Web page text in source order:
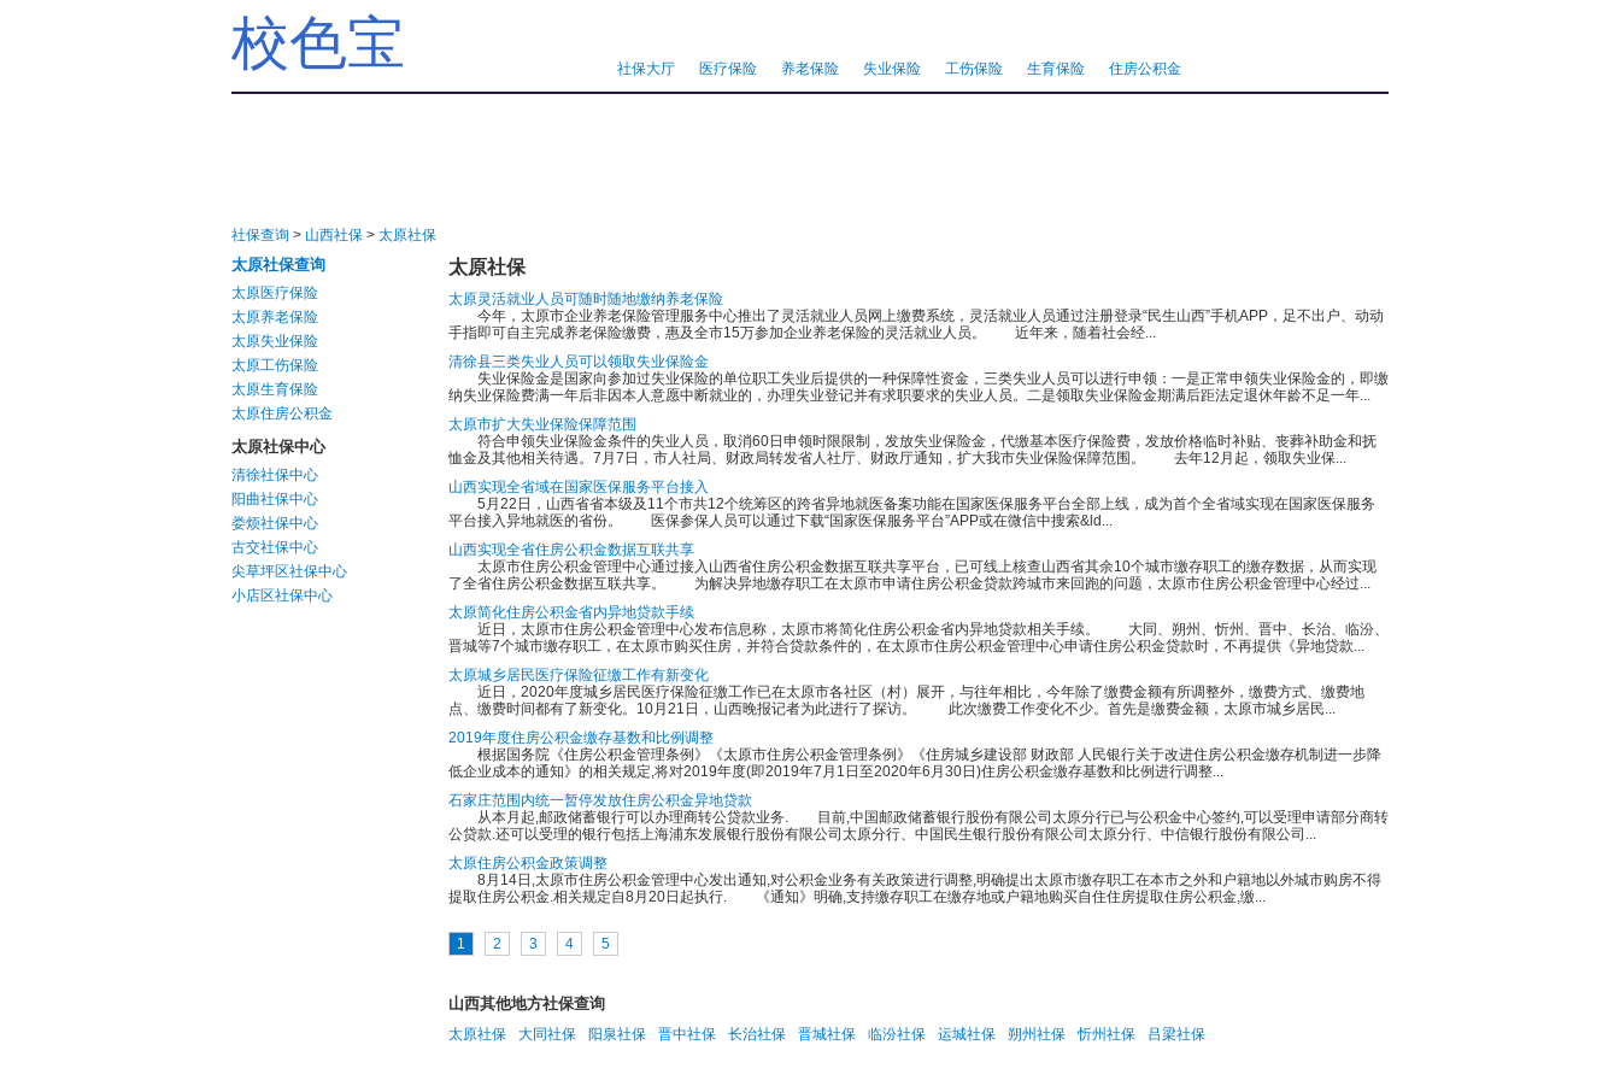
校色宝 社保大厅 医疗保险 养老保险 失业保险 工伤保险 生育保险 住房公积金
社保查询 > 山西社保 > 太原社保
太原社保查询
太原医疗保险
太原养老保险
太原失业保险
太原工伤保险
太原生育保险
太原住房公积金
太原社保中心
清徐社保中心
阳曲社保中心
娄烦社保中心
古交社保中心
尖草坪区社保中心
小店区社保中心
太原社保
太原灵活就业人员可随时随地缴纳养老保险
今年，太原市企业养老保险管理服务中心推出了灵活就业人员网上缴费系统，灵活就业人员通过注册登录“民生山西”手机APP，足不出户、动动
手指即可自主完成养老保险缴费，惠及全市15万参加企业养老保险的灵活就业人员。 近年来，随着社会经...
清徐县三类失业人员可以领取失业保险金
失业保险金是国家向参加过失业保险的单位职工失业后提供的一种保障性资金，三类失业人员可以进行申领：一是正常申领失业保险金的，即缴
纳失业保险费满一年后非因本人意愿中断就业的，办理失业登记并有求职要求的失业人员。二是领取失业保险金期满后距法定退休年龄不足一年...
太原市扩大失业保险保障范围
符合申领失业保险金条件的失业人员，取消60日申领时限限制，发放失业保险金，代缴基本医疗保险费，发放价格临时补贴、丧葬补助金和抚
恤金及其他相关待遇。7月7日，市人社局、财政局转发省人社厅、财政厅通知，扩大我市失业保险保障范围。 去年12月起，领取失业保...
山西实现全省域在国家医保服务平台接入
5月22日，山西省省本级及11个市共12个统筹区的跨省异地就医备案功能在国家医保服务平台全部上线，成为首个全省域实现在国家医保服务
平台接入异地就医的省份。 医保参保人员可以通过下载“国家医保服务平台”APP或在微信中搜索&ld...
山西实现全省住房公积金数据互联共享
太原市住房公积金管理中心通过接入山西省住房公积金数据互联共享平台，已可线上核查山西省其余10个城市缴存职工的缴存数据，从而实现
了全省住房公积金数据互联共享。 为解决异地缴存职工在太原市申请住房公积金贷款跨城市来回跑的问题，太原市住房公积金管理中心经过...
太原简化住房公积金省内异地贷款手续
近日，太原市住房公积金管理中心发布信息称，太原市将简化住房公积金省内异地贷款相关手续。 大同、朔州、忻州、晋中、长治、临汾、
晋城等7个城市缴存职工，在太原市购买住房，并符合贷款条件的，在太原市住房公积金管理中心申请住房公积金贷款时，不再提供《异地贷款...
太原城乡居民医疗保险征缴工作有新变化
近日，2020年度城乡居民医疗保险征缴工作已在太原市各社区（村）展开，与往年相比，今年除了缴费金额有所调整外，缴费方式、缴费地
点、缴费时间都有了新变化。10月21日，山西晚报记者为此进行了探访。 此次缴费工作变化不少。首先是缴费金额，太原市城乡居民...
2019年度住房公积金缴存基数和比例调整
根据国务院《住房公积金管理条例》《太原市住房公积金管理条例》《住房城乡建设部 财政部 人民银行关于改进住房公积金缴存机制进一步降
低企业成本的通知》的相关规定,将对2019年度(即2019年7月1日至2020年6月30日)住房公积金缴存基数和比例进行调整...
石家庄范围内统一暂停发放住房公积金异地贷款
从本月起,邮政储蓄银行可以办理商转公贷款业务. 目前,中国邮政储蓄银行股份有限公司太原分行已与公积金中心签约,可以受理申请部分商转
公贷款.还可以受理的银行包括上海浦东发展银行股份有限公司太原分行、中国民生银行股份有限公司太原分行、中信银行股份有限公司...
太原住房公积金政策调整
8月14日,太原市住房公积金管理中心发出通知,对公积金业务有关政策进行调整,明确提出太原市缴存职工在本市之外和户籍地以外城市购房不得
提取住房公积金.相关规定自8月20日起执行. 《通知》明确,支持缴存职工在缴存地或户籍地购买自住住房提取住房公积金,缴...
1 2 3 4 5
山西其他地方社保查询
太原社保 大同社保 阳泉社保 晋中社保 长治社保 晋城社保 临汾社保 运城社保 朔州社保 忻州社保 吕梁社保